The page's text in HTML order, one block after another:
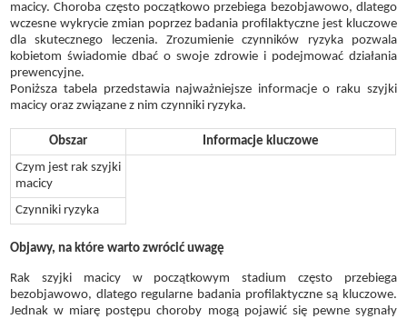
macicy. Choroba często początkowo przebiega bezobjawowo, dlatego
wczesne wykrycie zmian poprzez badania profilaktyczne jest kluczowe
dla skutecznego leczenia. Zrozumienie czynników ryzyka pozwala
kobietom świadomie dbać o swoje zdrowie i podejmować działania
prewencyjne.
Poniższa tabela przedstawia najważniejsze informacje o raku szyjki
macicy oraz związane z nim czynniki ryzyka.
Obszar
Informacje kluczowe
Czym jest rak szyjki
macicy
Czynniki ryzyka
Objawy, na które warto zwrócić uwagę
Rak szyjki macicy w początkowym stadium często przebiega
bezobjawowo, dlatego regularne badania profilaktyczne są kluczowe.
Jednak w miarę postępu choroby mogą pojawić się pewne sygnały